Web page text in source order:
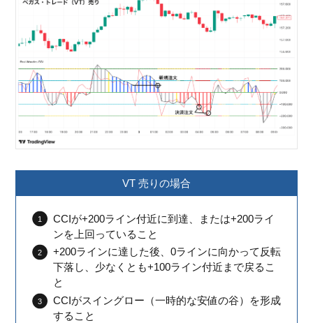
VT 売りの場合
CCIが+200ライン付近に到達、または+200ライ
ンを上回っていること
+200ラインに達した後、0ラインに向かって反転
下落し、少なくとも+100ライン付近まで戻るこ
と
CCIがスイングロー（一時的な安値の谷）を形成
すること